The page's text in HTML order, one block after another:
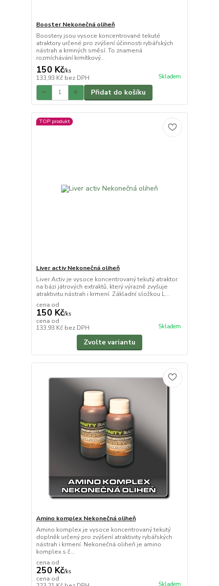
Booster Nekonečná oliheň
Boostery jsou vysoce koncentrované tekuté
atraktory určené pro zvýšení účinnosti rybářských
nástrah a krmných směsí. To znamená
rozmíchávání krmítkový...
150 Kč/ks
133,93 Kč bez DPH Skladem
Přidat do košíku
TOP produkt
Liver activ Nekonečná oliheň
Liver Activ je vysoce koncentrovaný tekutý atraktor
na bázi játrových extraktů, který výrazně zvyšuje
atraktivitu nástrah i krmení. Základní složkou L...
cena od
150 Kč/ks
cena od
133,93 Kč bez DPH Skladem
Zvolte variantu
Amino komplex Nekonečná oliheň
Amino komplex je vysoce koncentrovaný tekutý
doplněk určený pro zvýšení atraktivity rybářských
nástrah i krmení. Nekonečná oliheň je amino
komplex s č...
cena od
250 Kč/ks
cena od
Skladem